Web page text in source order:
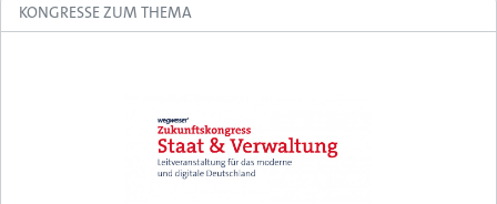
KONGRESSE ZUM THEMA